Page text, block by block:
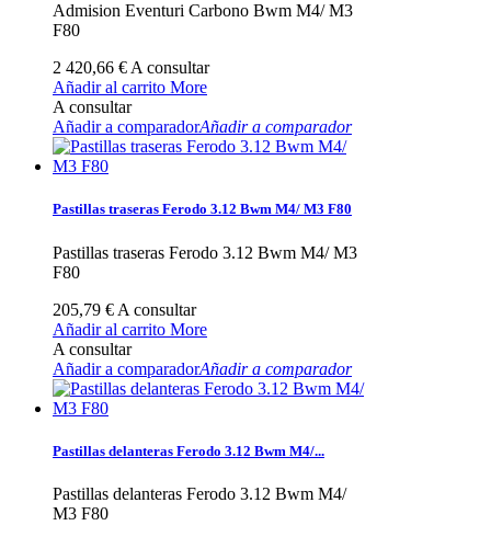
Admision Eventuri Carbono Bwm M4/ M3
F80
2 420,66 € A consultar
Añadir al carrito More
A consultar
Añadir a comparadorAñadir a comparador
Pastillas traseras Ferodo 3.12 Bwm M4/ M3 F80
Pastillas traseras Ferodo 3.12 Bwm M4/ M3
F80
205,79 € A consultar
Añadir al carrito More
A consultar
Añadir a comparadorAñadir a comparador
Pastillas delanteras Ferodo 3.12 Bwm M4/...
Pastillas delanteras Ferodo 3.12 Bwm M4/
M3 F80